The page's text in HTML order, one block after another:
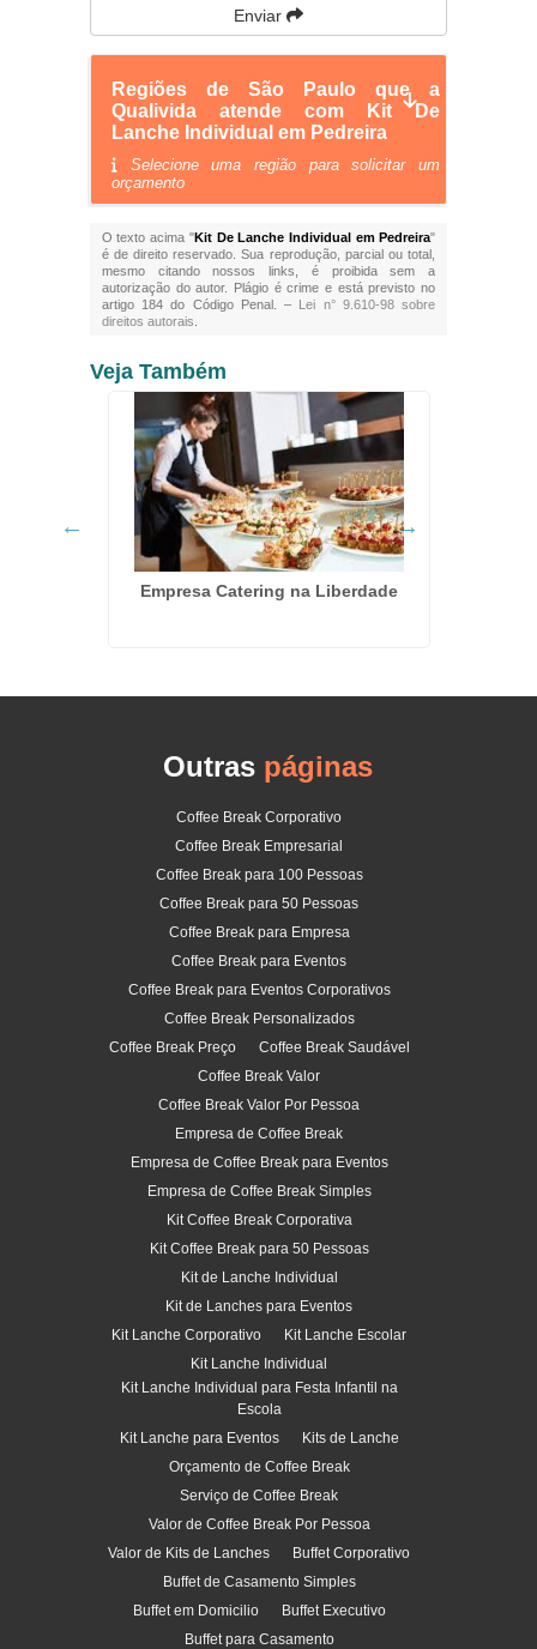
Enviar
Regiões de São Paulo que a
Qualivida atende com Kit De
Lanche Individual em Pedreira
Selecione uma região para solicitar um
orçamento
O texto acima "Kit De Lanche Individual em Pedreira"
é de direito reservado. Sua reprodução, parcial ou total,
mesmo citando nossos links, é proibida sem a
autorização do autor. Plágio é crime e está previsto no
artigo 184 do Código Penal. – Lei n° 9.610-98 sobre
direitos autorais
Veja Também
Empresa Catering na Liberdade
Outras páginas
Coffee Break Corporativo
Coffee Break Empresarial
Coffee Break para 100 Pessoas
Coffee Break para 50 Pessoas
Coffee Break para Empresa
Coffee Break para Eventos
Coffee Break para Eventos Corporativos
Coffee Break Personalizados
Coffee Break Preço
Coffee Break Saudável
Coffee Break Valor
Coffee Break Valor Por Pessoa
Empresa de Coffee Break
Empresa de Coffee Break para Eventos
Empresa de Coffee Break Simples
Kit Coffee Break Corporativa
Kit Coffee Break para 50 Pessoas
Kit de Lanche Individual
Kit de Lanches para Eventos
Kit Lanche Corporativo
Kit Lanche Escolar
Kit Lanche Individual
Kit Lanche Individual para Festa Infantil na
Escola
Kit Lanche para Eventos
Kits de Lanche
Orçamento de Coffee Break
Serviço de Coffee Break
Valor de Coffee Break Por Pessoa
Valor de Kits de Lanches
Buffet Corporativo
Buffet de Casamento Simples
Buffet em Domicilio
Buffet Executivo
Buffet para Casamento